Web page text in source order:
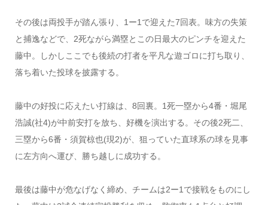
その後は両投手が踏ん張り、1ー1で迎えた7回表。味方の失策
と捕逸などで、2死ながら満塁とこの日最大のピンチを迎えた
藤中。しかしここでも後続の打者を平凡な遊ゴロに打ち取り、
落ち着いた投球を披露する。
藤中の好投に応えたい打線は、8回裏。1死一塁から4番・堀尾
浩誠(社4)が中前安打を放ち、好機を演出する。その後2死二、
三塁から6番・須賀椋也(現2)が、狙っていた直球系の球を見事
に左方向へ運び、勝ち越しに成功する。
最後は藤中が危なげなく締め、チームは2ー1で接戦をものにし